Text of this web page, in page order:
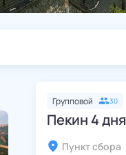
Групповой 30
Пекин 4 дня
Пункт сбора